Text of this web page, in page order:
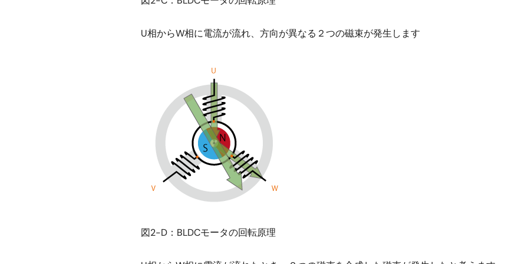
U相からW相に電流が流れ、方向が異なる２つの磁束が発生します
図2-D：BLDCモータの回転原理